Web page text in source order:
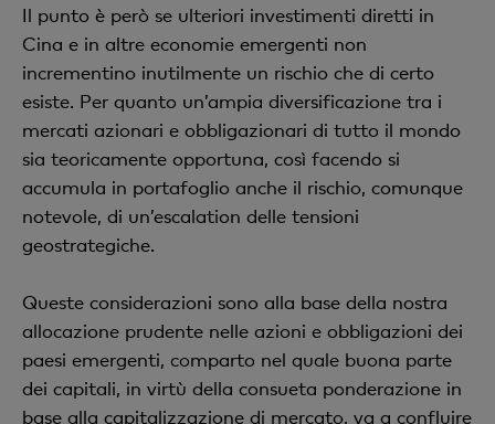
Il punto è però se ulteriori investimenti diretti in
Cina e in altre economie emergenti non
incrementino inutilmente un rischio che di certo
esiste. Per quanto un’ampia diversificazione tra i
mercati azionari e obbligazionari di tutto il mondo
sia teoricamente opportuna, così facendo si
accumula in portafoglio anche il rischio, comunque
notevole, di un’escalation delle tensioni
geostrategiche.
Queste considerazioni sono alla base della nostra
allocazione prudente nelle azioni e obbligazioni dei
paesi emergenti, comparto nel quale buona parte
dei capitali, in virtù della consueta ponderazione in
base alla capitalizzazione di mercato, va a confluire